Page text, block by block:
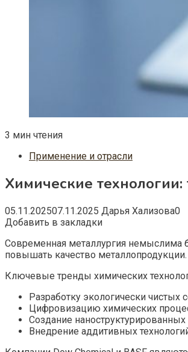
3 мин чтения
Применение и отрасли
Химические
05.11.202507.11.2025 Дарья Хализова0
Добавить в закладки
Современная металлургия немыслима
повышать качество металлопродукции.
Ключевые тренды химических
Разработку экологически чистых
Цифровизацию химических
Создание
Внедрение аддитивных